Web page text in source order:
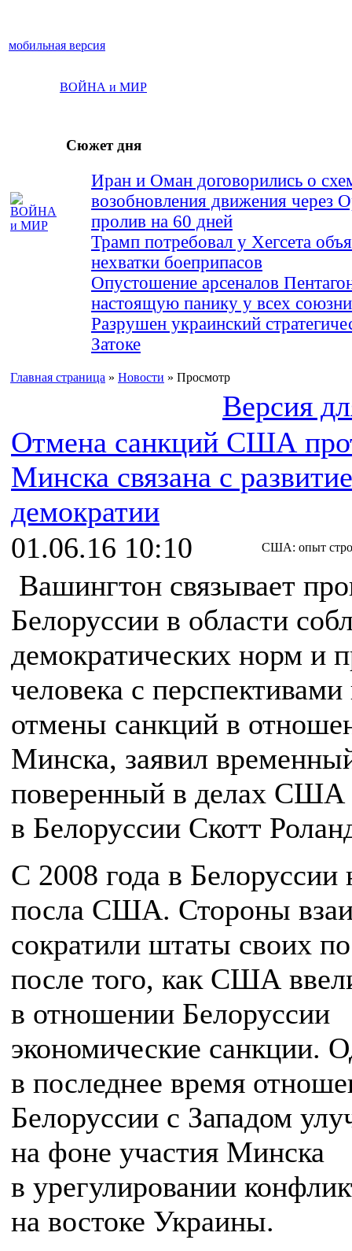
мобильная версия
ВОЙНА и МИР
Сюжет дня
Иран и Оман договорились о
возобновления движения через
пролив на 60 дней
Трамп потребовал у Хегсета
нехватки боеприпасов
Опустошение арсеналов
настоящую панику у всех
Разрушен украинский
Затоке
Главная страница » Новости » Просмотр
Версия
Отмена санкций США
Минска связана с
демократии
01.06.16 10:10
США: опыт
Вашингтон связывает
Белоруссии в области
демократических норм и
человека с
отмены санкций в
Минска, заявил
поверенный в делах США
в Белоруссии Скотт
С 2008 года в Белоруссии
посла США. Стороны
сократили штаты своих
после того, как США
в отношении Белоруссии
экономические санкции.
в последнее время
Белоруссии с Западом
на фоне участия Минска
в урегулировании
на востоке Украины.